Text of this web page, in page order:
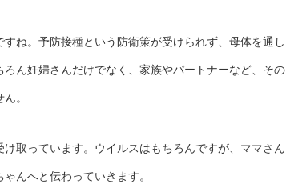
ね。予防接種という防衛策が受けられず、母体を通し
ん妊婦さんだけでなく、家族やパートナーなど、その
。
取っています。ウイルスはもちろんですが、ママさん
んへと伝わっていきます。